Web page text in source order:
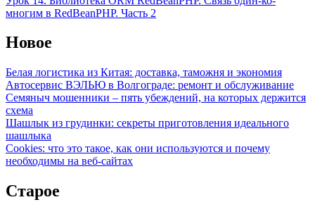
многим в RedBeanPHP. Часть 2
Новое
Белая логистика из Китая: доставка, таможня и экономия
Автосервис ВЭЛЬЮ в Волгограде: ремонт и обслуживание
Семяныч мошенники – пять убеждений, на которых держится
схема
Шашлык из грудинки: секреты приготовления идеального
шашлыка
Cookies: что это такое, как они используются и почему
необходимы на веб-сайтах
Старое